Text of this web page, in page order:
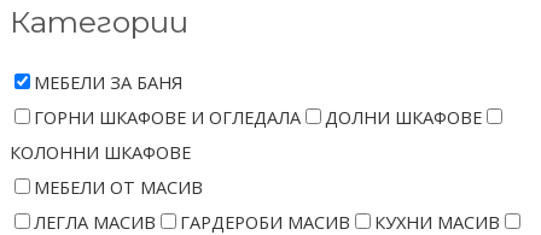
Категории
МЕБЕЛИ ЗА БАНЯ
ГОРНИ ШКАФОВЕ И ОГЛЕДАЛА
ДОЛНИ ШКАФОВЕ
КОЛОННИ ШКАФОВЕ
МЕБЕЛИ ОТ МАСИВ
ЛЕГЛА МАСИВ
ГАРДЕРОБИ МАСИВ
КУХНИ МАСИВ